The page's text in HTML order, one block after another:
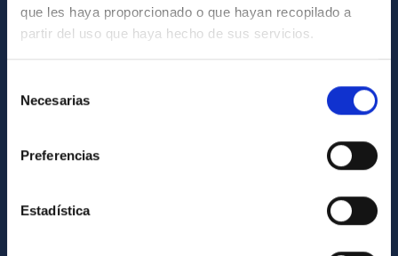
que les haya proporcionado o que hayan recopilado a
partir del uso que haya hecho de sus servicios.
Necesarias
Preferencias
Estadística
Registro general
INFORMACIÓN INSTITUCIONAL
Legislación
Código ético y política antifraude
Forever IAC